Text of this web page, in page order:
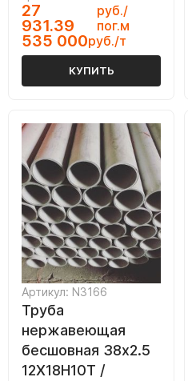
27
931.39
руб./
пог.м
535 000руб./т
КУПИТЬ
Артикул: N3166
Труба
нержавеющая
бесшовная 38х2.5
12Х18Н10Т /